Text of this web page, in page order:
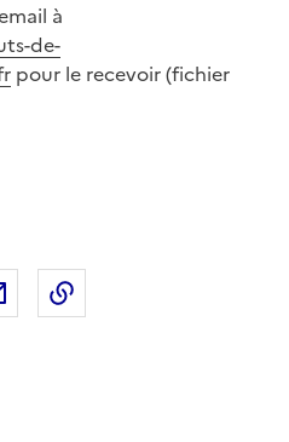
à
de-
pour le recevoir (fichier
(anciennement Twitter)
sur LinkedIn
Partager par email